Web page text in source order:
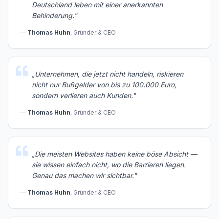
Deutschland leben mit einer anerkannten
Behinderung."
— Thomas Huhn, Gründer & CEO
„Unternehmen, die jetzt nicht handeln, riskieren
nicht nur Bußgelder von bis zu 100.000 Euro,
sondern verlieren auch Kunden."
— Thomas Huhn, Gründer & CEO
„Die meisten Websites haben keine böse Absicht —
sie wissen einfach nicht, wo die Barrieren liegen.
Genau das machen wir sichtbar."
— Thomas Huhn, Gründer & CEO